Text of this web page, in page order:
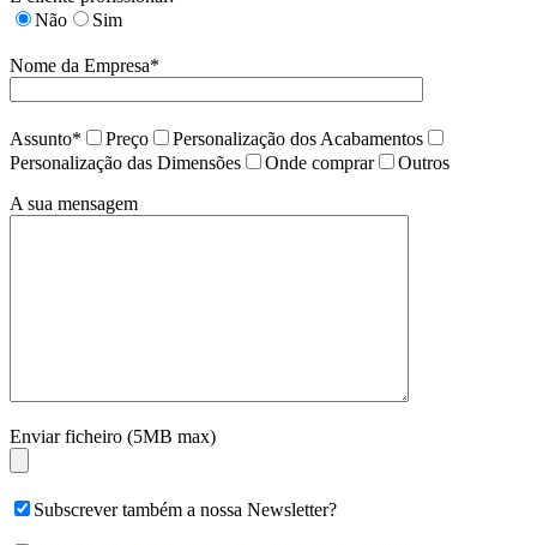
Não
Sim
Nome da Empresa*
Assunto* Preço
Personalização dos Acabamentos
Personalização das Dimensões
Onde comprar
Outros
A sua mensagem
Enviar ficheiro (5MB max)
Subscrever também a nossa Newsletter?